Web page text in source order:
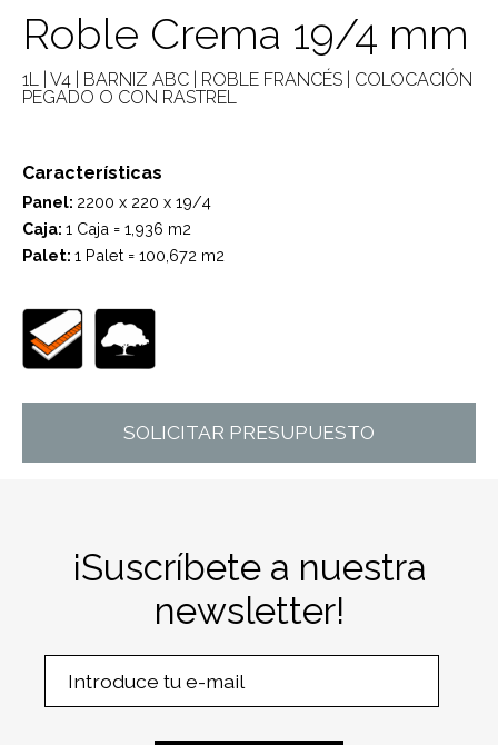
Roble Crema 19/4 mm
1L | V4 | BARNIZ ABC | ROBLE FRANCÉS | COLOCACIÓN
PEGADO O CON RASTREL
Características
Panel: 2200 x 220 x 19/4
Caja: 1 Caja = 1,936 m2
Palet: 1 Palet = 100,672 m2
SOLICITAR PRESUPUESTO
¡Suscríbete a nuestra
newsletter!